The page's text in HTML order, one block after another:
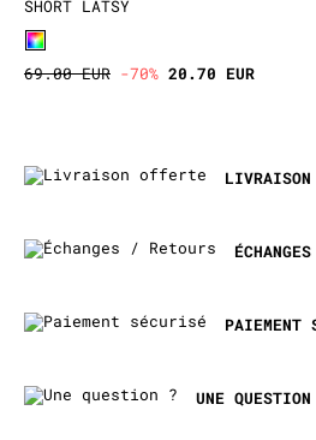
SHORT LATSY
69.00 EUR -70% 20.70 EUR
LIVRAISON
PAIEMENT
UNE